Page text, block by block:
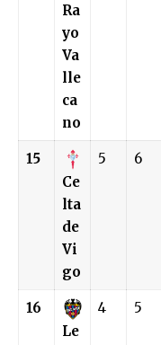
Ra
yo
Va
lle
ca
no
15
Ce
lta
de
Vi
go
5 6
16
Le
4 5